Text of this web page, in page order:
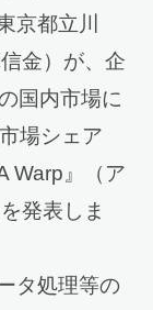
京都立川
金）が、企
国内市場に
場シェア
Warp』（ア
発表しま
タ処理等の